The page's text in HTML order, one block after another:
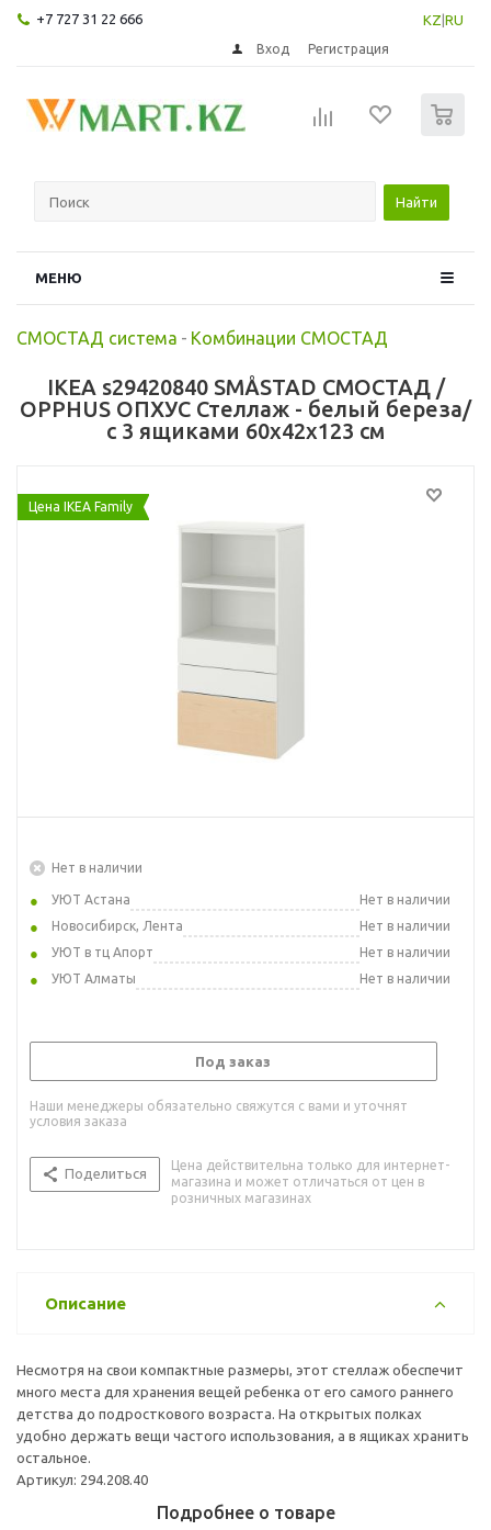
+7 727 31 22 666 KZ RU
Вход Регистрация
Найти
МЕНЮ
СМОСТАД система - Комбинации СМОСТАД
IKEA s29420840 SMÅSTAD СМОСТАД /
OPPHUS ОПХУС Стеллаж - белый береза/
с 3 ящиками 60x42x123 см
Цена IKEA Family
Нет в наличии
УЮТ Астана
Нет в наличии
Новосибирск, Лента
Нет в наличии
УЮТ в тц Апорт
Нет в наличии
УЮТ Алматы
Нет в наличии
Под заказ
Наши менеджеры обязательно свяжутся с вами и уточнят
условия заказа
Поделиться
Цена действительна только для интернет-
магазина и может отличаться от цен в
розничных магазинах
Описание
Несмотря на свои компактные размеры, этот стеллаж обеспечит
много места для хранения вещей ребенка от его самого раннего
детства до подросткового возраста. На открытых полках
удобно держать вещи частого использования, а в ящиках хранить
остальное.
Артикул: 294.208.40
Подробнее о товаре